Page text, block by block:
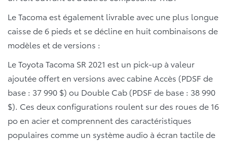
Le Tacoma est également livrable avec une plus longue
caisse de 6 pieds et se décline en huit combinaisons de
modèles et de versions :
Le Toyota Tacoma SR 2021 est un pick-up à valeur
ajoutée offert en versions avec cabine Accès (PDSF de
base : 37 990 $) ou Double Cab (PDSF de base : 38 990
$). Ces deux configurations roulent sur des roues de 16
po en acier et comprennent des caractéristiques
populaires comme un système audio à écran tactile de